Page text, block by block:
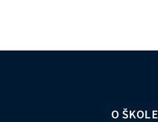
O ŠKOLE